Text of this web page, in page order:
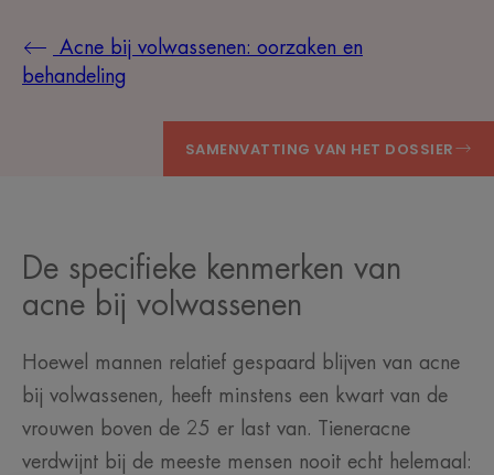
Acne bij volwassenen: oorzaken en
behandeling
SAMENVATTING VAN HET DOSSIER
De specifieke kenmerken van
acne bij volwassenen
Hoewel mannen relatief gespaard blijven van acne
bij volwassenen, heeft minstens een kwart van de
vrouwen boven de 25 er last van. Tieneracne
verdwijnt bij de meeste mensen nooit echt helemaal: